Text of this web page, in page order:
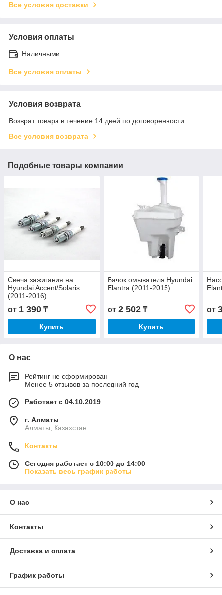
Все условия доставки
Условия оплаты
Наличными
Все условия оплаты
Условия возврата
Возврат товара в течение 14 дней по договоренности
Все условия возврата
Подобные товары компании
Свеча зажигания на
Hyundai Accent/Solaris
(2011-2016)
от 1 390 ₸
Купить
Бачок омывателя Hyundai
Elantra (2011-2015)
от 2 502₸
Купить
от
О нас
Рейтинг не сформирован
Менее 5 отзывов за последний год
Работает с 04.10.2019
г. Алматы
Алматы, Казахстан
Контакты
Сегодня работает с 10:00 до 14:00
Показать весь график работы
О нас
Контакты
Доставка и оплата
График работы